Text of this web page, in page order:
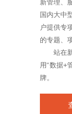
新管理、
国内大中
户提供专
的专题、
站在
用“数据+
牌。